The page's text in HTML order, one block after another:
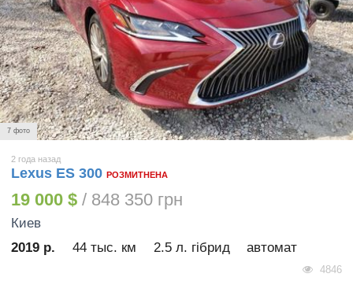
7 фото
2 года назад
Lexus ES 300 РОЗМИТНЕНА
19 000 $ / 848 350 грн
Киев
2019 р.
44 тыс. км 2.5 л. гібрид автомат
4846